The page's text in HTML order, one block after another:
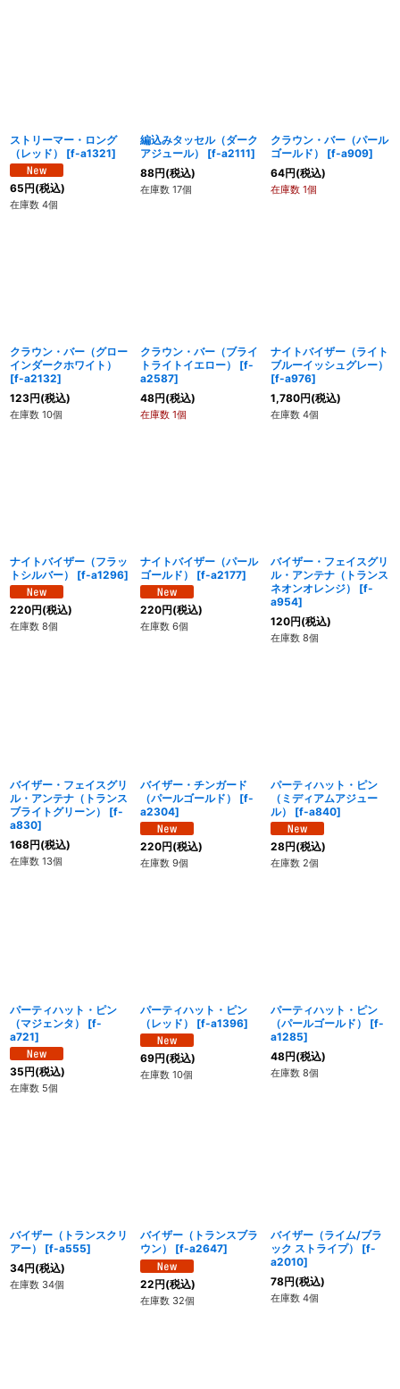
ストリーマー・ロング
（レッド）
[f-a1321]
65円(税込)
在庫数 4個
編込みタッセル（ダーク
アジュール）
[f-a2111]
88円(税込)
在庫数 17個
クラウン・バー（パール
ゴールド）
[f-a909]
64円(税込)
在庫数 1個
クラウン・バー（グロー
インダークホワイト）
[f-a2132]
123円(税込)
在庫数 10個
クラウン・バー（ブライ
トライトイエロー）
[f-
a2587]
48円(税込)
在庫数 1個
ナイトバイザー（ライト
ブルーイッシュグレー）
[f-a976]
1,780円(税込)
在庫数 4個
ナイトバイザー（フラッ
トシルバー）
[f-a1296]
220円(税込)
在庫数 8個
ナイトバイザー（パール
ゴールド）
[f-a2177]
220円(税込)
在庫数 6個
バイザー・フェイスグリ
ル・アンテナ（トランス
ネオンオレンジ）
[f-
a954]
120円(税込)
在庫数 8個
バイザー・フェイスグリ
ル・アンテナ（トランス
ブライトグリーン）
[f-
a830]
168円(税込)
在庫数 13個
バイザー・チンガード
（パールゴールド）
[f-
a2304]
220円(税込)
在庫数 9個
パーティハット・ピン
（ミディアムアジュー
ル）
[f-a840]
28円(税込)
在庫数 2個
パーティハット・ピン
（マジェンタ）
[f-
a721]
35円(税込)
在庫数 5個
パーティハット・ピン
（レッド）
[f-a1396]
69円(税込)
在庫数 10個
パーティハット・ピン
（パールゴールド）
[f-
a1285]
48円(税込)
在庫数 8個
バイザー（トランスクリ
アー）
[f-a555]
34円(税込)
在庫数 34個
バイザー（トランスブラ
ウン）
[f-a2647]
22円(税込)
在庫数 32個
バイザー（ライム/ブラ
ック ストライプ）
[f-
a2010]
78円(税込)
在庫数 4個